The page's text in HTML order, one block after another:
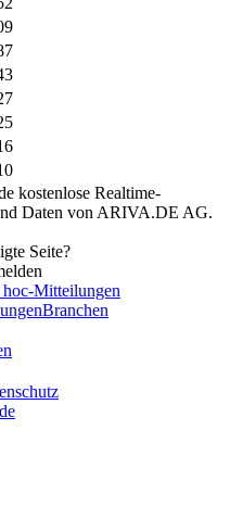
kostenlose Realtime-
Daten von ARIVA.DE AG.
Seite?
Mitteilungen
Branchen